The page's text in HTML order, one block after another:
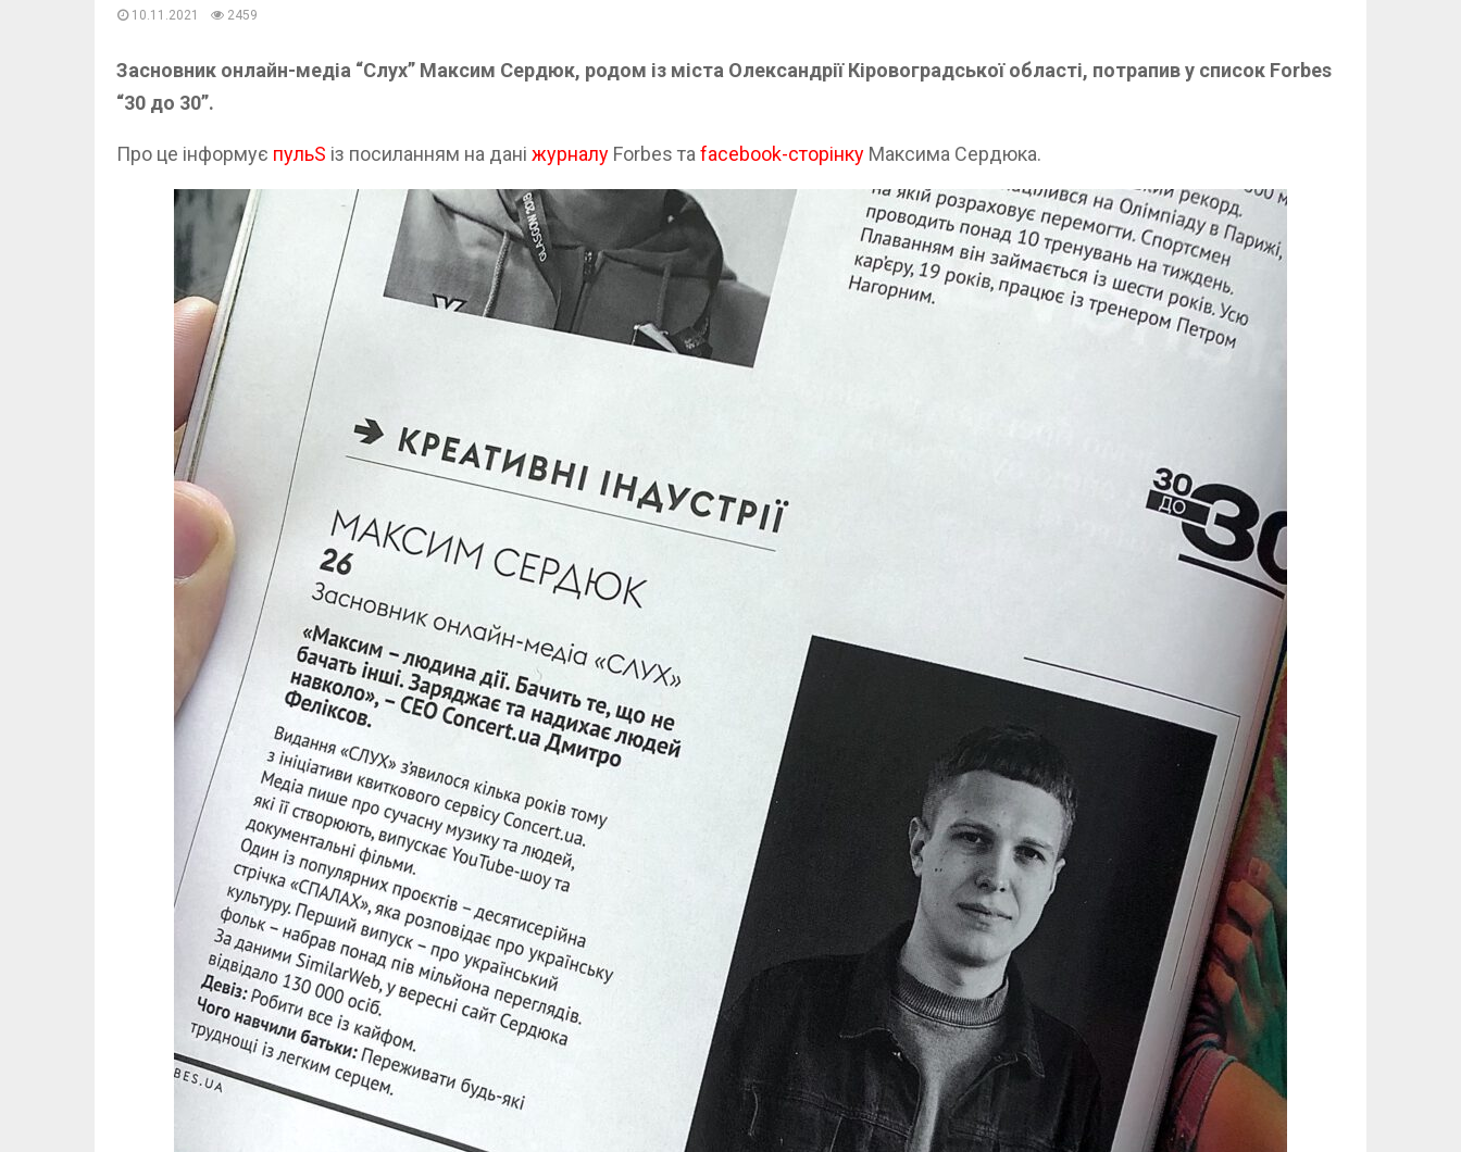
10.11.2021 2459
Засновник онлайн-медіа “Слух” Максим Сердюк, родом із міста Олександрії Кіровоградської області, потрапив у список Forbes
“30 до 30”.
Про це інформує пульS із посиланням на дані журналу Forbes таfacebook-сторінку Максима Сердюка.